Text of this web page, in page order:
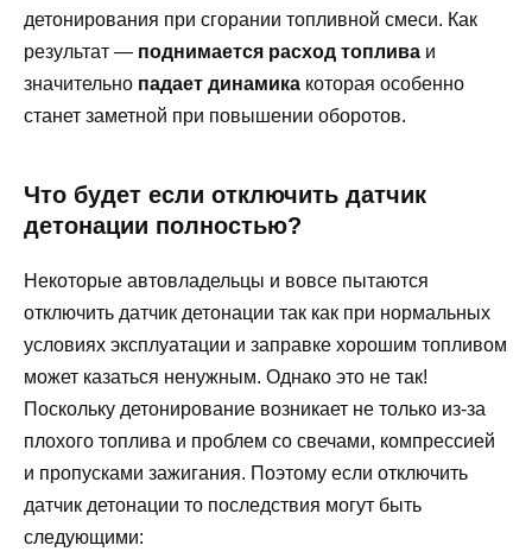
детонирования при сгорании топливной смеси. Как
результат — поднимается расход топлива и
значительно падает динамика которая особенно
станет заметной при повышении оборотов.
Что будет если отключить датчик
детонации полностью?
Некоторые автовладельцы и вовсе пытаются
отключить датчик детонации так как при нормальных
условиях эксплуатации и заправке хорошим топливом
может казаться ненужным. Однако это не так!
Поскольку детонирование возникает не только из-за
плохого топлива и проблем со свечами, компрессией
и пропусками зажигания. Поэтому если отключить
датчик детонации то последствия могут быть
следующими: